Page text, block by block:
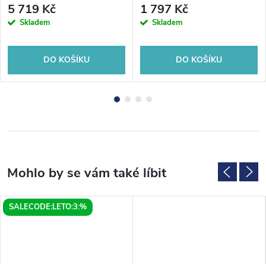
5 719 Kč
Skladem
DO KOŠÍKU
1 797 Kč
Skladem
DO KOŠÍKU
SALECODE:LETO:3:%